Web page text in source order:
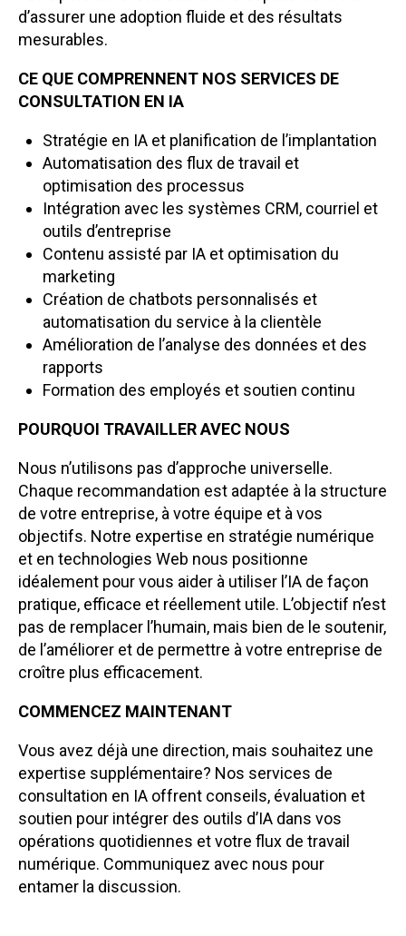
d’assurer une adoption fluide et des résultats
mesurables.
CE QUE COMPRENNENT NOS SERVICES DE
CONSULTATION EN IA
Stratégie en IA et planification de l’implantation
Automatisation des flux de travail et
optimisation des processus
Intégration avec les systèmes CRM, courriel et
outils d’entreprise
Contenu assisté par IA et optimisation du
marketing
Création de chatbots personnalisés et
automatisation du service à la clientèle
Amélioration de l’analyse des données et des
rapports
Formation des employés et soutien continu
POURQUOI TRAVAILLER AVEC NOUS
Nous n’utilisons pas d’approche universelle.
Chaque recommandation est adaptée à la structure
de votre entreprise, à votre équipe et à vos
objectifs. Notre expertise en stratégie numérique
et en technologies Web nous positionne
idéalement pour vous aider à utiliser l’IA de façon
pratique, efficace et réellement utile. L’objectif n’est
pas de remplacer l’humain, mais bien de le soutenir,
de l’améliorer et de permettre à votre entreprise de
croître plus efficacement.
COMMENCEZ MAINTENANT
Vous avez déjà une direction, mais souhaitez une
expertise supplémentaire? Nos services de
consultation en IA offrent conseils, évaluation et
soutien pour intégrer des outils d’IA dans vos
opérations quotidiennes et votre flux de travail
numérique. Communiquez avec nous pour
entamer la discussion.